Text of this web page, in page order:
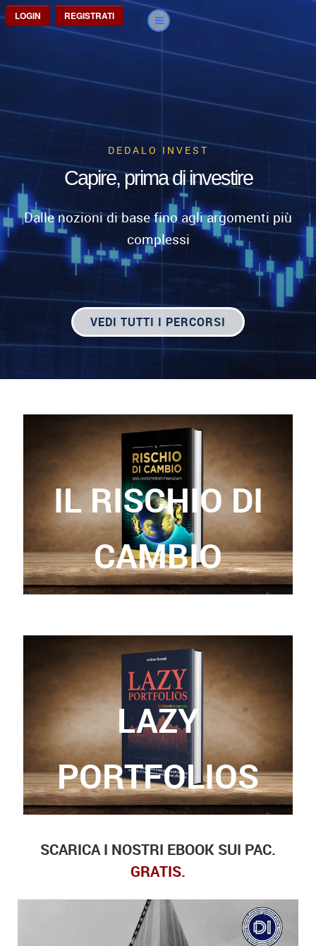
LOGIN REGISTRATI
DEDALO INVEST
Capire, prima di investire
Dalle nozioni di base fino agli argomenti più
complessi
VEDI TUTTI I PERCORSI
IL RISCHIO DI
CAMBIO
Grazie a questo libro, potrete finalmente trovare
le risposte a queste domande.
LAZY
PORTFOLIOS
SCARICA I NOSTRI EBOOK SUI PAC.
GRATIS.